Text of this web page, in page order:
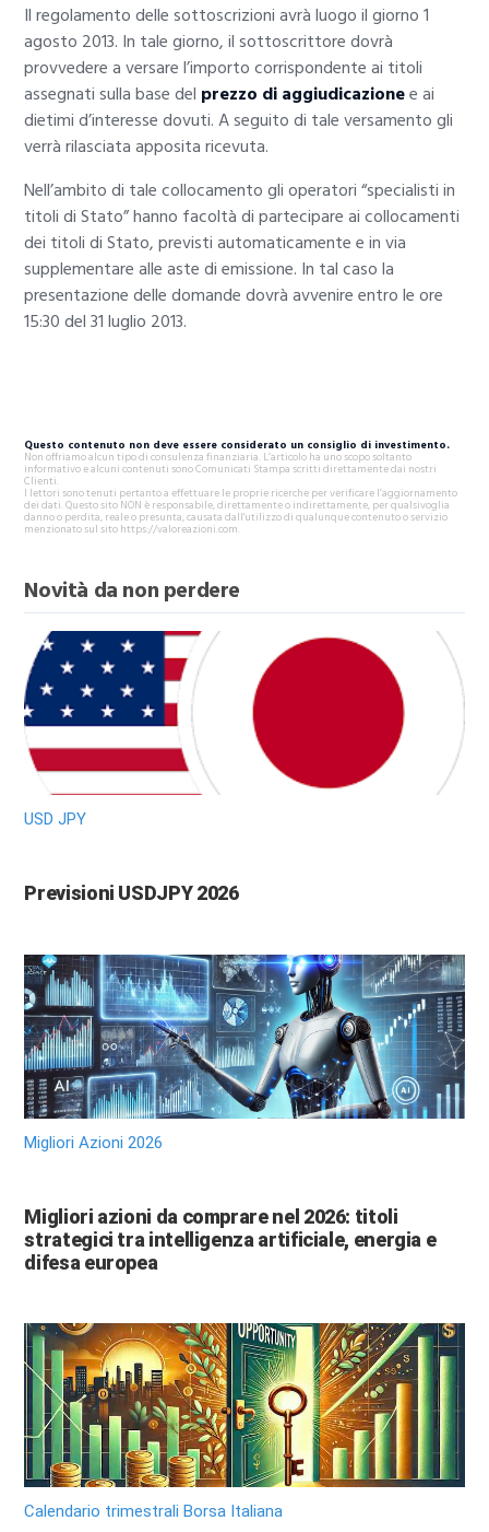
Il regolamento delle sottoscrizioni avrà luogo il giorno 1
agosto 2013. In tale giorno, il sottoscrittore dovrà
provvedere a versare l’importo corrispondente ai titoli
assegnati sulla base del prezzo di aggiudicazionee ai
dietimi d’interesse dovuti. A seguito di tale versamento gli
verrà rilasciata apposita ricevuta.
Nell’ambito di tale collocamento gli operatori “specialisti in
titoli di Stato” hanno facoltà di partecipare ai collocamenti
dei titoli di Stato, previsti automaticamente e in via
supplementare alle aste di emissione. In tal caso la
presentazione delle domande dovrà avvenire entro le ore
15:30 del 31 luglio 2013.
Questo contenuto non deve essere considerato un consiglio di investimento.
Non offriamo alcun tipo di consulenza finanziaria. L’articolo ha uno scopo soltanto
informativo e alcuni contenuti sono Comunicati Stampa scritti direttamente dai nostri
Clienti.
I lettori sono tenuti pertanto a effettuare le proprie ricerche per verificare l’aggiornamento
dei dati. Questo sito NON è responsabile, direttamente o indirettamente, per qualsivoglia
danno o perdita, reale o presunta, causata dall'utilizzo di qualunque contenuto o servizio
menzionato sul sito https://valoreazioni.com.
Novità da non perdere
USD JPY
Previsioni USDJPY 2026
Migliori Azioni 2026
Migliori azioni da comprare nel 2026: titoli
strategici tra intelligenza artificiale, energia e
difesa europea
Calendario trimestrali Borsa Italiana